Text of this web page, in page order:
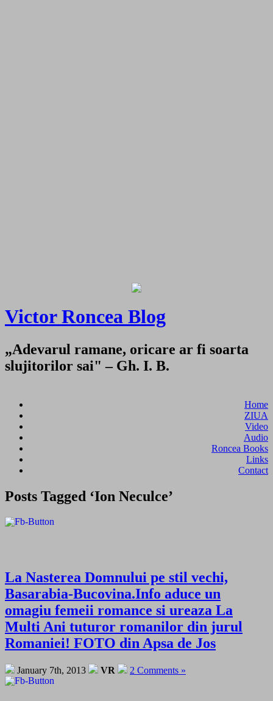
Victor Roncea Blog
„Adevarul ramane, oricare ar fi soarta
slujitorilor sai" – Gh. I. B.
Home
ZIUA
Video
Audio
Roncea Books
Links
Contact
Posts Tagged ‘Ion Neculce’
La Nasterea Domnului pe stil vechi,
Basarabia-Bucovina.Info aduce un
omagiu femeii romance si ureaza La
Multi Ani tuturor romanilor din jurul
Romaniei! FOTO din Apsa de Jos
January 7th, 2013 VR 2 Comments »